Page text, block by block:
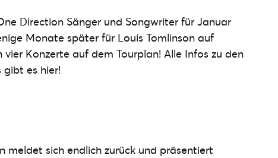
Direction Sänger und Songwriter für Januar
Monate später für Louis Tomlinson auf
Konzerte auf dem Tourplan! Alle Infos zu den
gibt es hier!
meldet sich endlich zurück und präsentiert